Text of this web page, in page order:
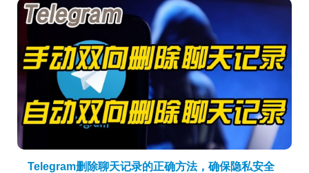
Telegram删除聊天记录的正确方法，确保隐私安全